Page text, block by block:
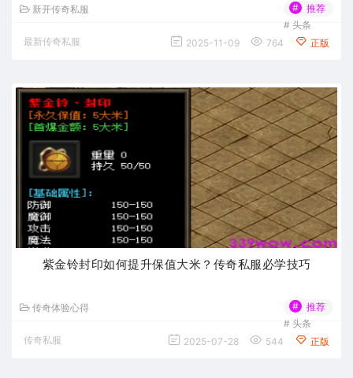
新开传奇私服 #
推荐
# 头条
最新传奇私服
2025-11-09 764 正版
紫金铃封印如何提升保值大米？传奇私服必学技巧
传奇体验心得 #
推荐
# 头条
传奇私服
2025-07-28 544 正版